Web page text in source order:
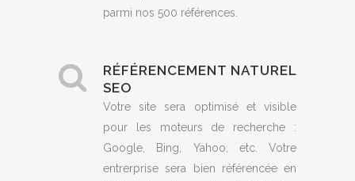
parmi nos 500 références.
RÉFÉRENCEMENT NATUREL
SEO
Votre site sera optimisé et visible
pour les moteurs de recherche :
Google, Bing, Yahoo, etc. Votre
entrerprise sera bien référencée en